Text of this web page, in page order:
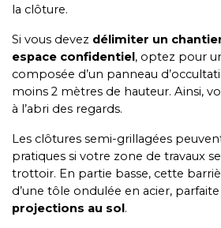
la clôture.
Si vous devez délimiter un
espace confidentiel, optez pour
composée d’un panneau
moins 2 mètres de hauteur. Ainsi,
à l’abri des regards.
Les clôtures semi-grillagées
pratiques si votre zone de travaux
trottoir. En partie basse, cette
d’une tôle ondulée en acier,
projections au sol.